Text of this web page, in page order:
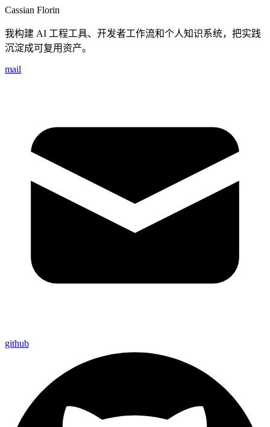
Cassian Florin
我构建 AI 工程工具、开发者工作流和个人知识系统，把实践
沉淀成可复用资产。
mail
github